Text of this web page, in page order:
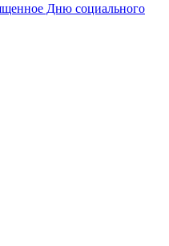
Дню социального